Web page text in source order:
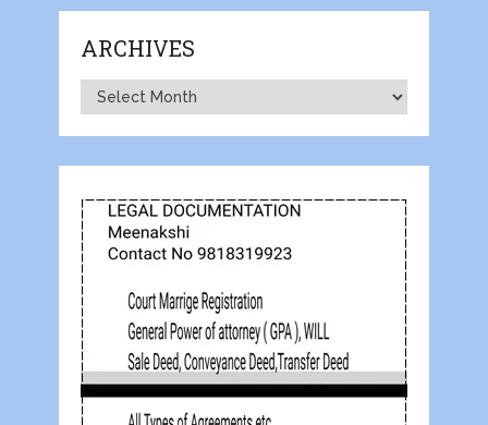
ARCHIVES
Archives